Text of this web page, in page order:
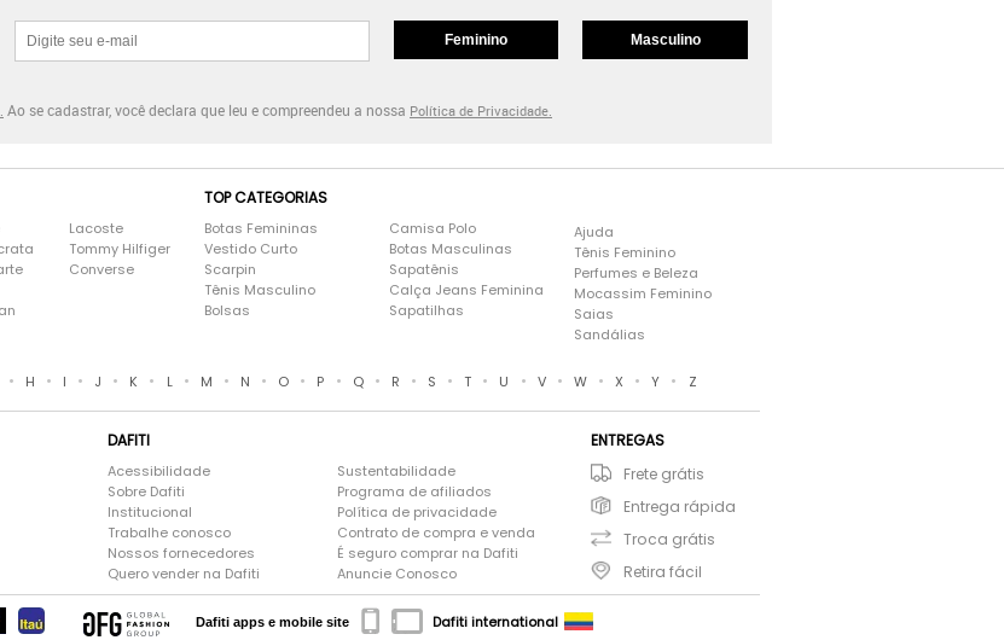
Feminino Masculino
Ao se cadastrar, você declara que leu e compreendeu a nossa Política de Privacidade.
Lacoste
Tommy Hilfiger
Converse
TOP CATEGORIAS
Botas Femininas
Vestido Curto
Scarpin
Tênis Masculino
Bolsas
Camisa Polo
Botas Masculinas
Sapatênis
Calça Jeans Feminina
Sapatilhas
Ajuda
Tênis Feminino
Perfumes e Beleza
Mocassim Feminino
Saias
Sandálias
• H • I • J • K • L • M • N • O • P • Q • R • S • T • U • V • W • X • Y • Z
DAFITI
Acessibilidade
Sobre Dafiti
Institucional
Trabalhe conosco
Nossos fornecedores
Quero vender na Dafiti
Sustentabilidade
Programa de afiliados
Política de privacidade
Contrato de compra e venda
É seguro comprar na Dafiti
Anuncie Conosco
ENTREGAS
Frete grátis
Entrega rápida
Troca grátis
Retira fácil
Dafiti apps e mobile site Dafiti international